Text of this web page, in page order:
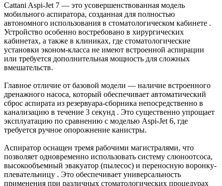
Cattani Aspi-Jet 7 — это усовершенствованная модель
мобильного аспиратора, созданная для полностью
автономного использования в стоматологическом кабинете .
Устройство особенно востребовано в хирургических
кабинетах, а также в клиниках, где стоматологические
установки эконом-класса не имеют встроенной аспирации
или требуется дополнительная мощность для сложных
вмешательств.
Главное отличие от базовой модели — наличие встроенного
дренажного насоса, который обеспечивает автоматический
сброс аспирата из резервуара-сборника непосредственно в
канализацию в течение 3 секунд . Это существенно упрощает
эксплуатацию по сравнению с моделью Aspi-Jet 6, где
требуется ручное опорожнение канистры.
Аспиратор оснащен тремя рабочими магистралями, что
позволяет одновременно использовать систему слюноотсоса,
высокообъемный эвакуатор (пылесос) и переносную воронку-
плевательницу . Это обеспечивает универсальность
применения при различных стоматологических процедурах